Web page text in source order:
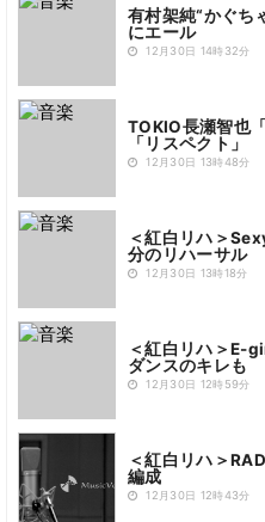
有村架純“かぐち
にエール
12月30日 14時32分
TOKIO長瀬智也
「リスペクト」
12月30日 13時48分
＜紅白リハ＞
分のリハーサル
12月30日 13時18分
＜紅白リハ＞E-
ダンスのキレも
12月30日 12時59分
＜紅白リハ＞
編成
12月30日 12時43分